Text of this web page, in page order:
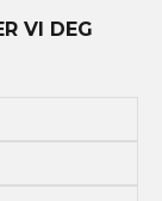
VI DEG